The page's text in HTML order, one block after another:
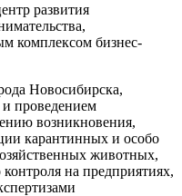
развития
комплексом бизнес-
Новосибирска,
проведением
возникновения,
карантинных и особо
животных,
на предприятиях,